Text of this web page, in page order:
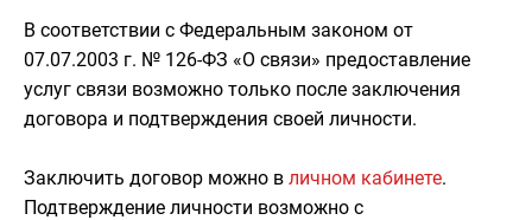
В соответствии с Федеральным законом от
07.07.2003 г. № 126-ФЗ «О связи» предоставление
услуг связи возможно только после заключения
договора и подтверждения своей личности.
Заключить договор можно в личном кабинете.
Подтверждение личности возможно с